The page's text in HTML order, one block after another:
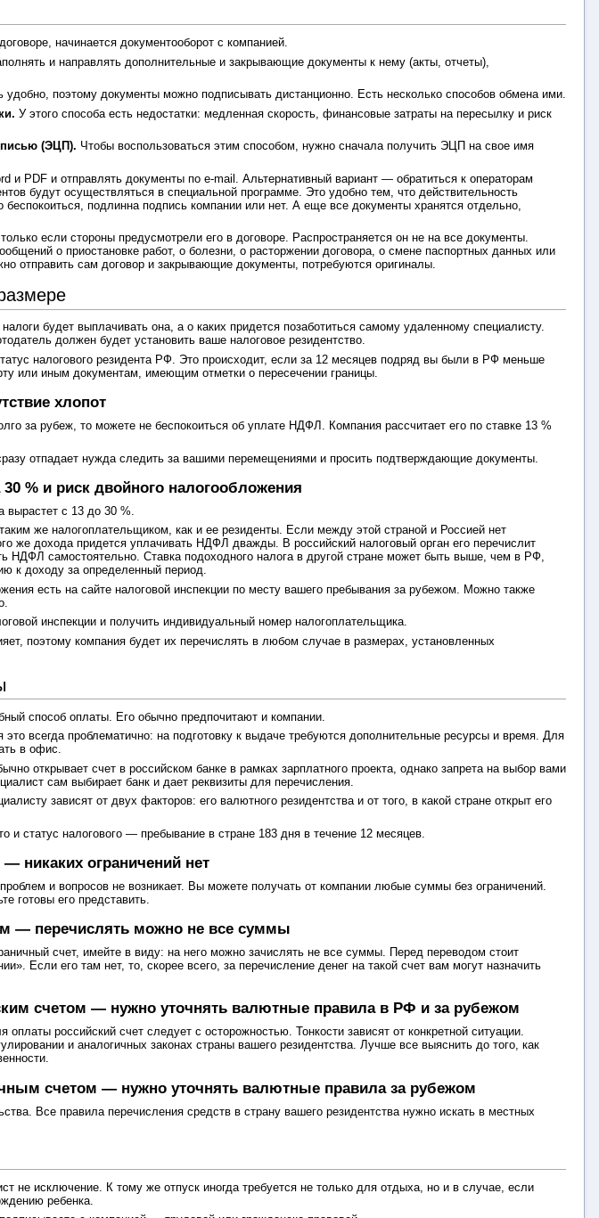
начинается документооборот с компанией.
и направлять дополнительные и закрывающие документы к нему (акты, отчеты),
поэтому документы можно подписывать дистанционно. Есть несколько способов обмена ими.
У этого способа есть недостатки: медленная скорость, финансовые затраты на пересылку и риск
(ЭЦП). Чтобы воспользоваться этим способом, нужно сначала получить ЭЦП на свое имя
и PDF и отправлять документы по e-mail. Альтернативный вариант — обратиться к операторам
будут осуществляться в специальной программе. Это удобно тем, что действительность
подлинна подпись компании или нет. А еще все документы хранятся отдельно,
если стороны предусмотрели его в договоре. Распространяется он не на все документы.
о приостановке работ, о болезни, о расторжении договора, о смене паспортных данных или
отправить сам договор и закрывающие документы, потребуются оригиналы.
будет выплачивать она, а о каких придется позаботиться самому удаленному специалисту.
должен будет установить ваше налоговое резидентство.
налогового резидента РФ. Это происходит, если за 12 месяцев подряд вы были в РФ меньше
или иным документам, имеющим отметки о пересечении границы.
хлопот
за рубеж, то можете не беспокоиться об уплате НДФЛ. Компания рассчитает его по ставке 13 %
отпадает нужда следить за вашими перемещениями и просить подтверждающие документы.
% и риск двойного налогообложения
вырастет с 13 до 30 %.
же налогоплательщиком, как и ее резиденты. Если между этой страной и Россией нет
же дохода придется уплачивать НДФЛ дважды. В российский налоговый орган его перечислит
НДФЛ самостоятельно. Ставка подоходного налога в другой стране может быть выше, чем в РФ,
к доходу за определенный период.
есть на сайте налоговой инспекции по месту вашего пребывания за рубежом. Можно также
инспекции и получить индивидуальный номер налогоплательщика.
поэтому компания будет их перечислять в любом случае в размерах, установленных
способ оплаты. Его обычно предпочитают и компании.
всегда проблематично: на подготовку к выдаче требуются дополнительные ресурсы и время. Для
в офис.
открывает счет в российском банке в рамках зарплатного проекта, однако запрета на выбор вами
сам выбирает банк и дает реквизиты для перечисления.
зависят от двух факторов: его валютного резидентства и от того, в какой стране открыт его
и статус налогового — пребывание в стране 183 дня в течение 12 месяцев.
никаких ограничений нет
и вопросов не возникает. Вы можете получать от компании любые суммы без ограничений.
готовы его представить.
— перечислять можно не все суммы
счет, имейте в виду: на него можно зачислять не все суммы. Перед переводом стоит
Если его там нет, то, скорее всего, за перечисление денег на такой счет вам могут назначить
счетом — нужно уточнять валютные правила в РФ и за рубежом
российский счет следует с осторожностью. Тонкости зависят от конкретной ситуации.
и аналогичных законах страны вашего резидентства. Лучше все выяснить до того, как
счетом — нужно уточнять валютные правила за рубежом
Все правила перечисления средств в страну вашего резидентства нужно искать в местных
исключение. К тому же отпуск иногда требуется не только для отдыха, но и в случае, если
ребенка.